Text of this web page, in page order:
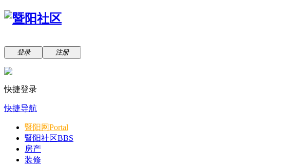
登录 注册
快捷登录
快捷导航
暨阳网Portal
暨阳社区BBS
房产
装修